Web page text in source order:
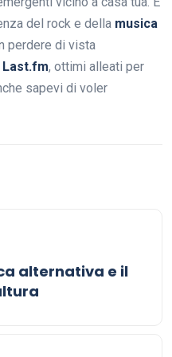
del rock e della musica
perdere di vista
Last.fm, ottimi alleati per
sapevi di voler
alternativa e il